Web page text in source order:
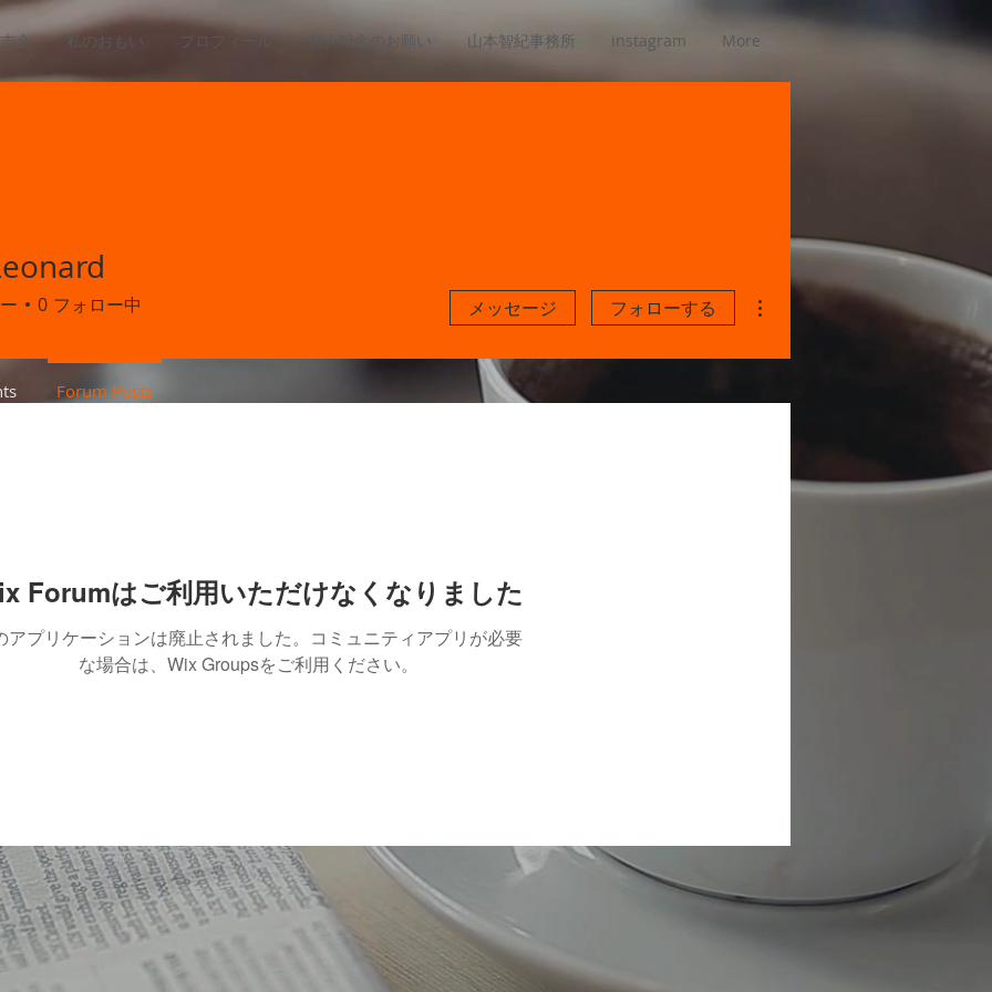
会 私のおもい プロフィール 個人献金のお願い 山本智紀事務所 instagram More
Forumはご利用いただけなくなりました
アプリケーションは廃止されました。コミュニティアプリが必要
な場合は、Wix Groupsをご利用ください。
0 フォロー中 メッセージ フォローする
Forum Posts